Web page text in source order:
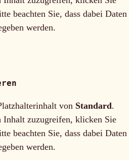
beachten Sie, dass dabei Daten
werden.
von Standard.
Inhalt zuzugreifen, klicken Sie
beachten Sie, dass dabei Daten
werden.